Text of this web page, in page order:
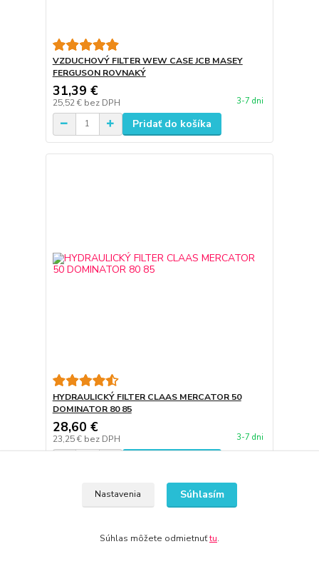
VZDUCHOVÝ FILTER WEW CASE JCB MASEY
FERGUSON ROVNAKÝ
31,39 €
25,52 € bez DPH 3-7 dni
Pridať do košíka
HYDRAULICKÝ FILTER CLAAS MERCATOR 50
DOMINATOR 80 85
28,60 €
23,25 € bez DPH 3-7 dni
Nastavenia Súhlasím
Súhlas môžete odmietnuťtu.